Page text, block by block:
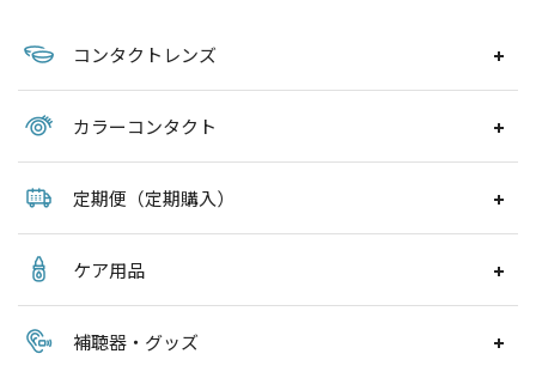
コンタクトレンズ
カラーコンタクト
定期便（定期購入）
ケア用品
補聴器・グッズ